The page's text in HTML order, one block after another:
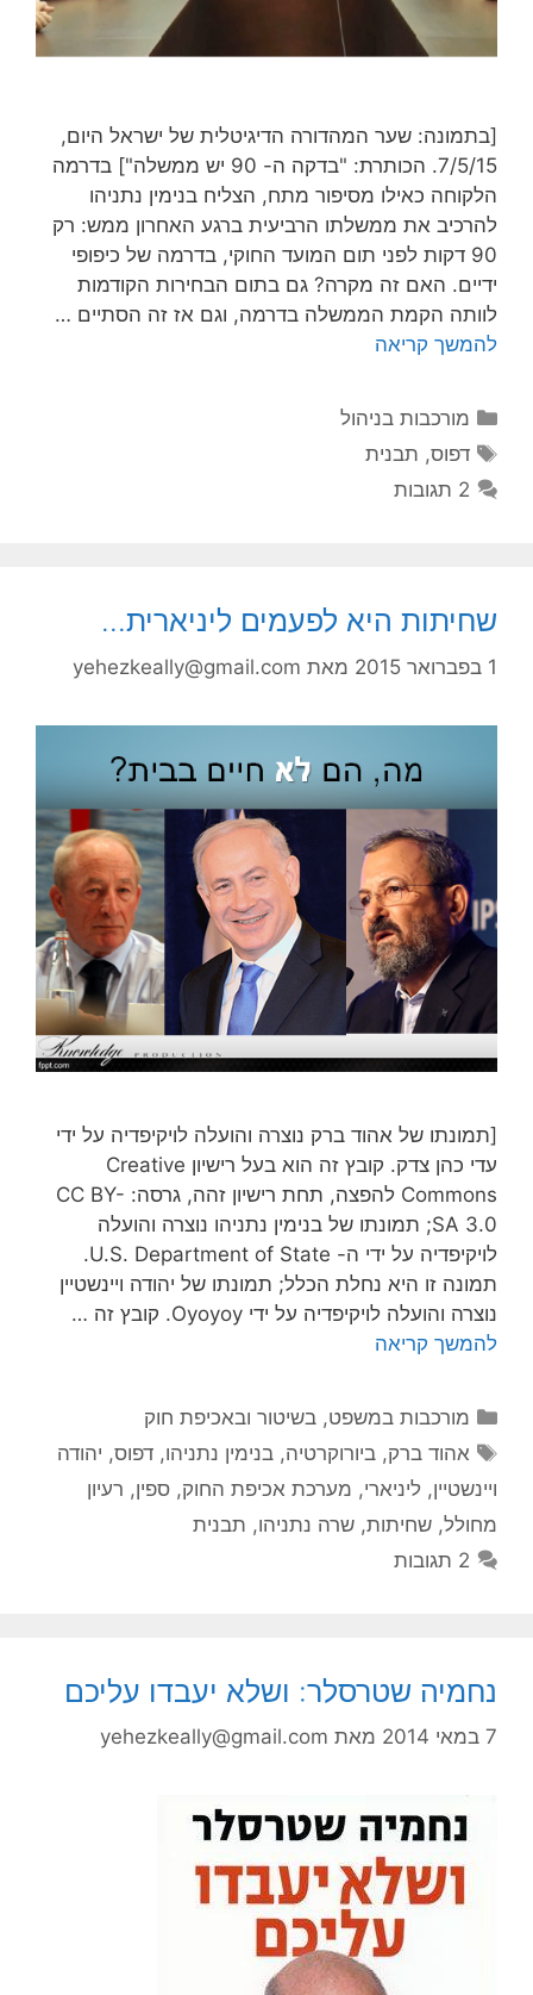
[בתמונה: שער המהדורה הדיגיטלית של ישראל היום,
7/5/15. הכותרת: "בדקה ה- 90 יש ממשלה"] בדרמה
הלקוחה כאילו מסיפור מתח, הצליח בנימין נתניהו
להרכיב את ממשלתו הרביעית ברגע האחרון ממש: רק
90 דקות לפני תום המועד החוקי, בדרמה של כיפופי
ידיים. האם זה מקרה? גם בתום הבחירות הקודמות
לוותה הקמת הממשלה בדרמה, וגם אז זה הסתיים …
להמשך קריאה
קטגוריות
מורכבות בניהול
תגיות
דפוס, תבנית
2 תגובות
שחיתות היא לפעמים ליניארית…
1 בפברואר 2015 מאת yehezkeally@gmail.com
[תמונתו של אהוד ברק נוצרה והועלה לויקיפדיה על ידי
עדי כהן צדק. קובץ זה הוא בעל רישיון Creative
Commons להפצה, תחת רישיון זהה, גרסה: CC BY-
SA 3.0; תמונתו של בנימין נתניהו נוצרה והועלה
לויקיפדיה על ידי ה- U.S. Department of State.
תמונה זו היא נחלת הכלל; תמונתו של יהודה ויינשטיין
נוצרה והועלה לויקיפדיה על ידי Oyoyoy. קובץ זה …
להמשך קריאה
קטגוריות
מורכבות במשפט, בשיטור ובאכיפת חוק
תגיות
אהוד ברק,ביורוקרטיה,בנימין נתניהו,דפוס, יהודה
ויינשטיין, ליניארי, מערכת אכיפת החוק, ספין, רעיון
מחולל, שחיתות, שרה נתניהו, תבנית
2 תגובות
נחמיה שטרסלר: ושלא יעבדו עליכם
7 במאי 2014 מאת yehezkeally@gmail.com